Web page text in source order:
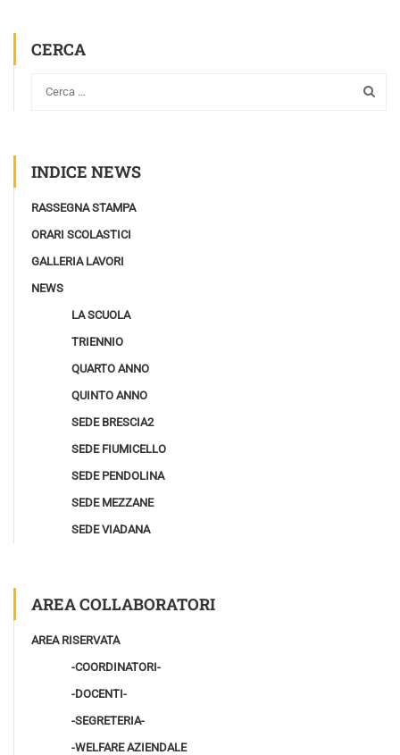
CERCA
INDICE NEWS
RASSEGNA STAMPA
ORARI SCOLASTICI
GALLERIA LAVORI
NEWS
LA SCUOLA
TRIENNIO
QUARTO ANNO
QUINTO ANNO
SEDE BRESCIA2
SEDE FIUMICELLO
SEDE PENDOLINA
SEDE MEZZANE
SEDE VIADANA
AREA COLLABORATORI
AREA RISERVATA
-COORDINATORI-
-DOCENTI-
-SEGRETERIA-
-WELFARE AZIENDALE